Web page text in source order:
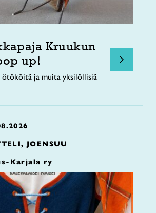
Kruukun
up!
ötököitä ja muita yksilöllisiä
JOENSUU
Karjala ry